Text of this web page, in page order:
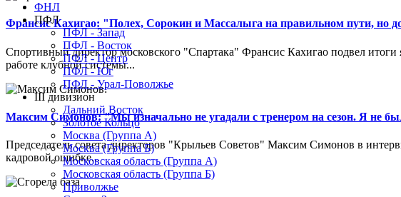
Франсис Кахигао: "Полех, Сорокин и Массалыга на правильном пути, но
Спортивный директор московского "Спартака" Франсис Кахигао подвел
работе клубной системы...
Максим Симонов: "Мы изначально не угадали с тренером на сезон. Я не
Председатель совета директоров "Крыльев Советов" Максим Симонов в
кадровой ошибке...
ФНЛ
ПФЛ
ПФЛ - Запад
ПФЛ - Восток
ПФЛ - Центр
ПФЛ - Юг
ПФЛ - Урал-Поволжье
III дивизион
Дальний Восток
Золотое Кольцо
Москва (Группа А)
Москва (Группа Б)
Московская область (Группа А)
Московская область (Группа Б)
Приволжье